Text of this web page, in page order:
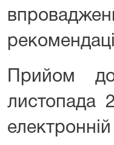
Прийом
листопада